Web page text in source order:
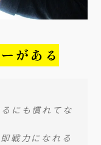
がある
にも慣れてな
戦力になれる